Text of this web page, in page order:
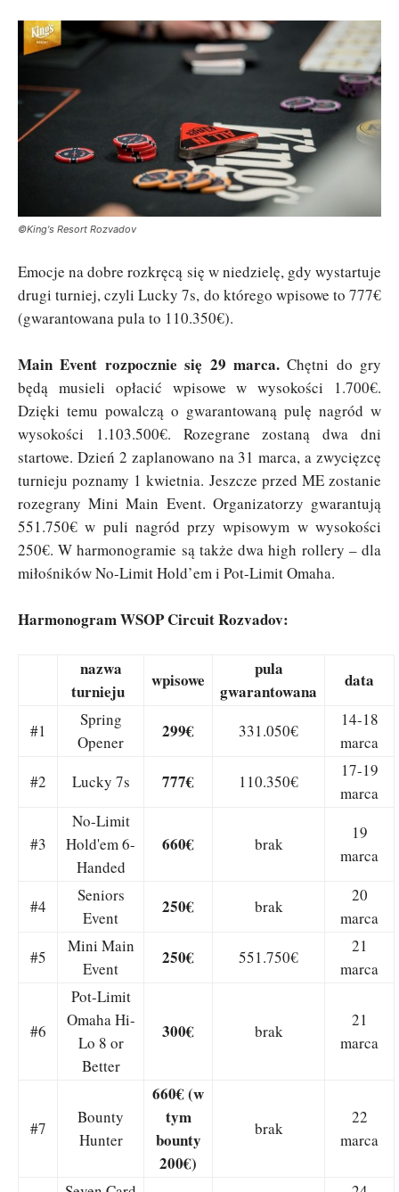
©King's Resort Rozvadov
Emocje na dobre rozkręcą się w niedzielę, gdy wystartuje
drugi turniej, czyli Lucky 7s, do którego wpisowe to 777€
(gwarantowana pula to 110.350€).
Main Event rozpocznie się 29 marca.Chętni do gry
będą musieli opłacić wpisowe w wysokości 1.700€.
Dzięki temu powalczą o gwarantowaną pulę nagród w
wysokości 1.103.500€. Rozegrane zostaną dwa dni
startowe. Dzień 2 zaplanowano na 31 marca, a zwycięzcę
turnieju poznamy 1 kwietnia. Jeszcze przed ME zostanie
rozegrany Mini Main Event. Organizatorzy gwarantują
551.750€ w puli nagród przy wpisowym w wysokości
250€. W harmonogramie są także dwa high rollery – dla
miłośników No-Limit Hold’em i Pot-Limit Omaha.
Harmonogram WSOP Circuit Rozvadov:
nazwa
turnieju
wpisowe
pula
gwarantowana
data
#1
Spring
Opener
299€ 331.050€
14-18
marca
#2
Lucky 7s 777€ 110.350€
17-19
marca
#3
No-Limit
Hold'em 6-
Handed
660€ brak
19
marca
#4
Seniors
Event
250€ brak
20
marca
#5
Mini Main
Event
250€ 551.750€
21
marca
#6
Pot-Limit
Omaha Hi-
Lo 8 or
Better
300€ brak
21
marca
#7
Bounty
Hunter
660€ (w
tym
bounty
200€)
brak
22
marca